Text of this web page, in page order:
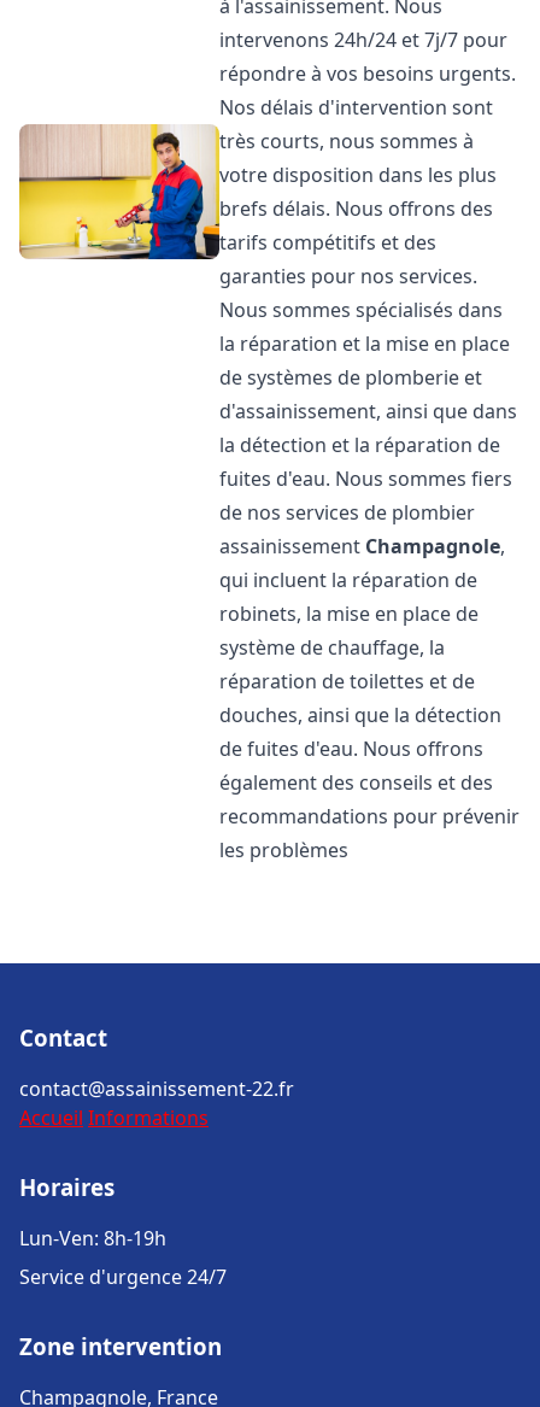
à l'assainissement. Nous
intervenons 24h/24 et 7j/7 pour
répondre à vos besoins urgents.
Nos délais d'intervention sont
très courts, nous sommes à
votre disposition dans les plus
brefs délais. Nous offrons des
tarifs compétitifs et des
garanties pour nos services.
Nous sommes spécialisés dans
la réparation et la mise en place
de systèmes de plomberie et
d'assainissement, ainsi que dans
la détection et la réparation de
fuites d'eau. Nous sommes fiers
de nos services de plombier
assainissement Champagnole,
qui incluent la réparation de
robinets, la mise en place de
système de chauffage, la
réparation de toilettes et de
douches, ainsi que la détection
de fuites d'eau. Nous offrons
également des conseils et des
recommandations pour prévenir
les problèmes
Contact
contact@assainissement-22.fr
Accueil Informations
Horaires
Lun-Ven: 8h-19h
Service d'urgence 24/7
Zone intervention
Champagnole, France